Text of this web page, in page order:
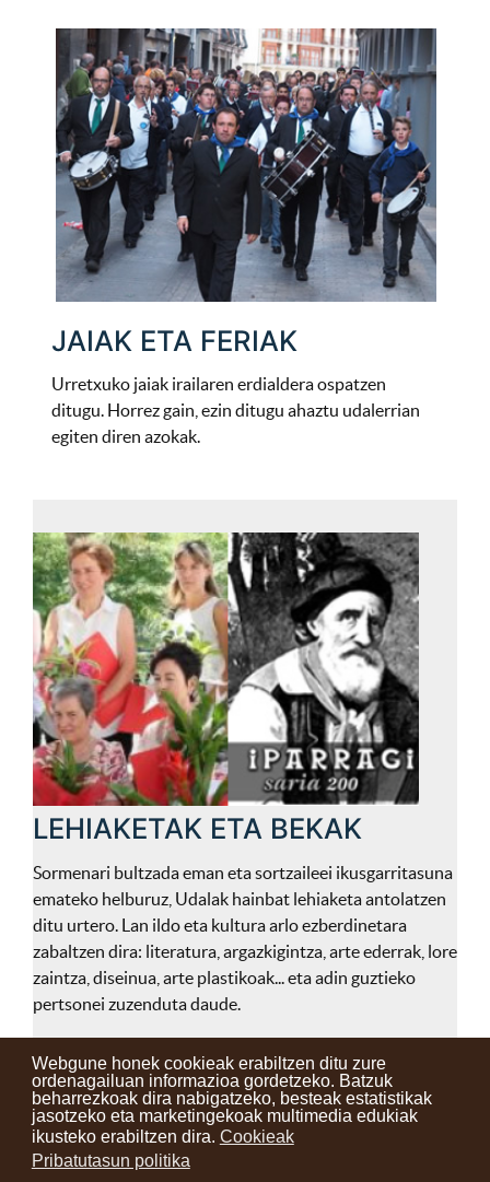
Webgune honek cookieak erabiltzen ditu zure
ordenagailuan informazioa gordetzeko. Batzuk
beharrezkoak dira nabigatzeko, besteak estatistikak
jasotzeko eta marketingekoak multimedia edukiak
ikusteko erabiltzen dira. Cookieak
Pribatutasun politika
JAIAK ETA FERIAK
Urretxuko jaiak irailaren erdialdera ospatzen
ditugu. Horrez gain, ezin ditugu ahaztu udalerrian
egiten diren azokak.
LEHIAKETAK ETA BEKAK
Sormenari bultzada eman eta sortzaileei ikusgarritasuna
emateko helburuz, Udalak hainbat lehiaketa antolatzen
ditu urtero. Lan ildo eta kultura arlo ezberdinetara
zabaltzen dira: literatura, argazkigintza, arte ederrak, lore
zaintza, diseinua, arte plastikoak... eta adin guztieko
pertsonei zuzenduta daude.
Kontaktuak Erabilera baldintzak Lege oharra
Berriak
Zure iritzia